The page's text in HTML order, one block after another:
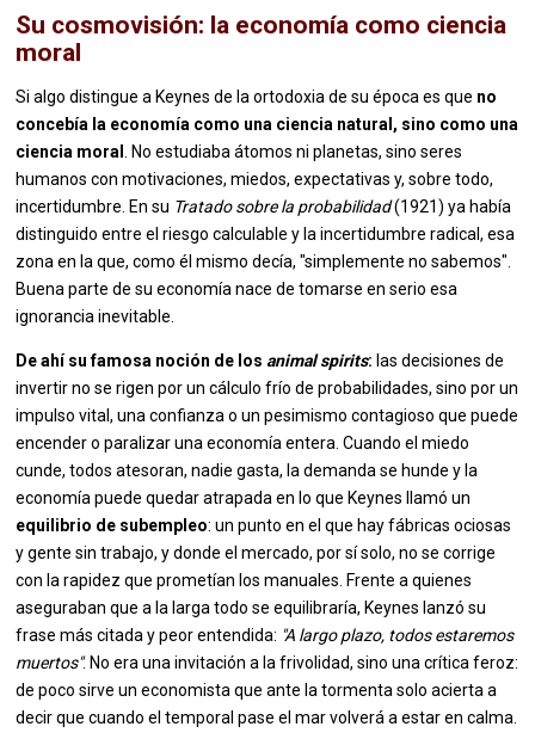
Su cosmovisión: la economía como ciencia
moral
Si algo distingue a Keynes de la ortodoxia de su época es que no
concebía la economía como una ciencia natural, sino como una
ciencia moral
. No estudiaba átomos ni planetas, sino seres
humanos con motivaciones, miedos, expectativas y, sobre todo,
incertidumbre. En su Tratado sobre la probabilidad(1921) ya había
distinguido entre el riesgo calculable y la incertidumbre radical, esa
zona en la que, como él mismo decía, "simplemente no sabemos".
Buena parte de su economía nace de tomarse en serio esa
ignorancia inevitable.
De ahí su famosa noción de los animal spirits: las decisiones de
invertir no se rigen por un cálculo frío de probabilidades, sino por un
impulso vital, una confianza o un pesimismo contagioso que puede
encender o paralizar una economía entera. Cuando el miedo
cunde, todos atesoran, nadie gasta, la demanda se hunde y la
economía puede quedar atrapada en lo que Keynes llamó un
equilibrio de subempleo: un punto en el que hay fábricas ociosas
y gente sin trabajo, y donde el mercado, por sí solo, no se corrige
con la rapidez que prometían los manuales. Frente a quienes
aseguraban que a la larga todo se equilibraría, Keynes lanzó su
frase más citada y peor entendida: "A largo plazo, todos estaremos
muertos". No era una invitación a la frivolidad, sino una crítica feroz:
de poco sirve un economista que ante la tormenta solo acierta a
decir que cuando el temporal pase el mar volverá a estar en calma.